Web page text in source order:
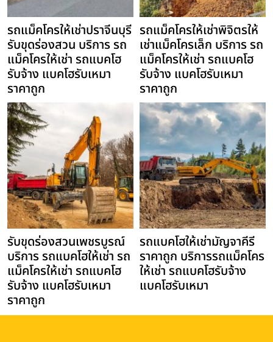
รถแม็คโครให้เช่าปราจีนบุรี
รับขุดร่องสวน บริการ รถ
แม็คโครให้เช่า รถแบคโฮ
รับจ้าง แบคโฮรับเหมา
ราคาถูก
รถแม็คโครให้เช่าพิจิตรให้
เช่าแม็คโครเล็ก บริการ รถ
แม็คโครให้เช่า รถแบคโฮ
รับจ้าง แบคโฮรับเหมา
ราคาถูก
รับขุดร่องสวนเพชรบูรณ์
บริการ รถแบคโฮให้เช่า รถ
แม็คโครให้เช่า รถแบคโฮ
รับจ้าง แบคโฮรับเหมา
ราคาถูก
รถแบคโฮให้เช่ามัญจาคีรี
ราคาถูก บริการรถแม็คโคร
ให้เช่า รถแบคโฮรับจ้าง
แบคโฮรับเหมา